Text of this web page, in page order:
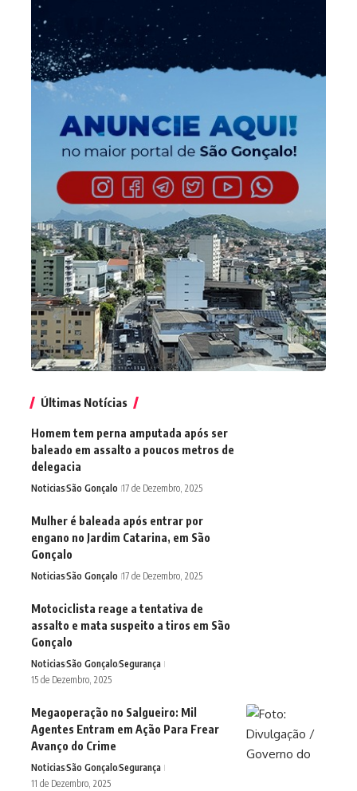
Últimas Notícias
Homem tem perna amputada após ser
baleado em assalto a poucos metros de
delegacia
NoticiasSão Gonçalo 17 de Dezembro, 2025
Mulher é baleada após entrar por
engano no Jardim Catarina, em São
Gonçalo
NoticiasSão Gonçalo 17 de Dezembro, 2025
Motociclista reage a tentativa de
assalto e mata suspeito a tiros em São
Gonçalo
NoticiasSão GonçaloSegurança
15 de Dezembro, 2025
Megaoperação no Salgueiro: Mil
Agentes Entram em Ação Para Frear
Avanço do Crime
NoticiasSão GonçaloSegurança
11 de Dezembro, 2025